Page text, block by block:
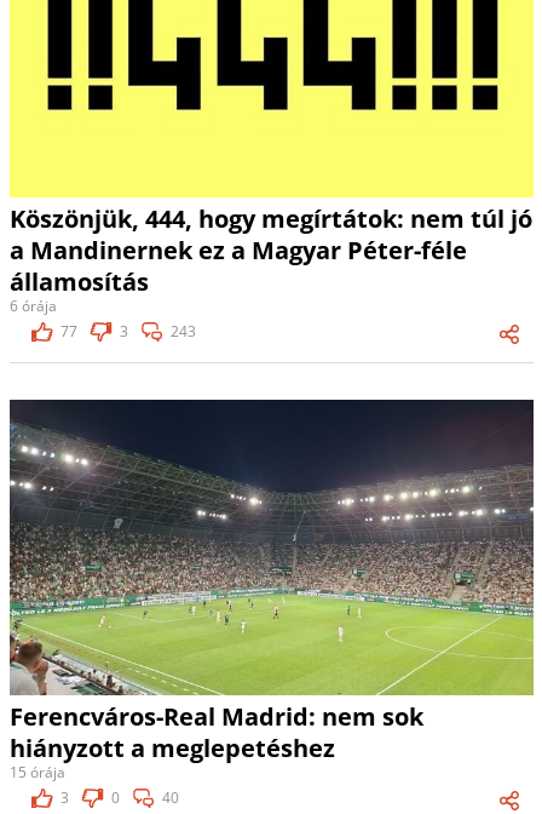
Köszönjük, 444, hogy megírtátok: nem túl jó
a Mandinernek ez a Magyar Péter-féle
államosítás
6 órája
77
3 243
Ferencváros-Real Madrid: nem sok
hiányzott a meglepetéshez
15 órája
3
0 40